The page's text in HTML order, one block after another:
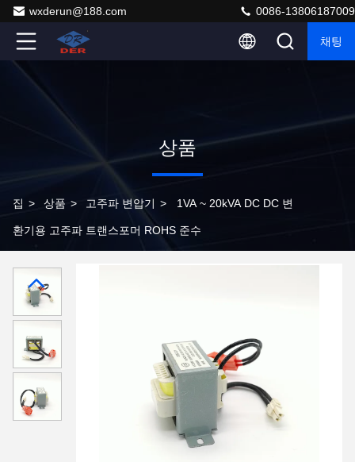
wxderun@188.com 0086-13806187009
채팅
상품
집 > 상품 > 고주파 변압기 > 1VA ~ 20kVA DC DC 변
환기용 고주파 트랜스포머 ROHS 준수